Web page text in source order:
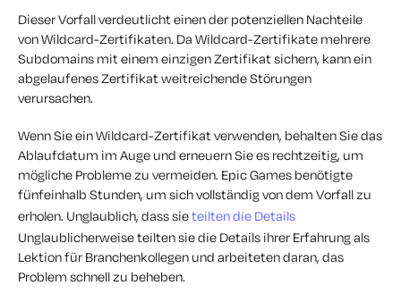
Dieser Vorfall verdeutlicht einen der potenziellen Nachteile
von Wildcard-Zertifikaten. Da Wildcard-Zertifikate mehrere
Subdomains mit einem einzigen Zertifikat sichern, kann ein
abgelaufenes Zertifikat weitreichende Störungen
verursachen.
Wenn Sie ein Wildcard-Zertifikat verwenden, behalten Sie das
Ablaufdatum im Auge und erneuern Sie es rechtzeitig, um
mögliche Probleme zu vermeiden. Epic Games benötigte
fünfeinhalb Stunden, um sich vollständig von dem Vorfall zu
erholen. Unglaublich, dass sieteilten die Details
Unglaublicherweise teilten sie die Details ihrer Erfahrung als
Lektion für Branchenkollegen und arbeiteten daran, das
Problem schnell zu beheben.